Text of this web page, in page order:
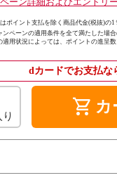
ポイント支払を除く商品代金(税抜)の1
ンペーンの適用条件を全て満たした場合
適用状況によっては、ポイントの進呈
dカードでお支払な
shopping_cart カ